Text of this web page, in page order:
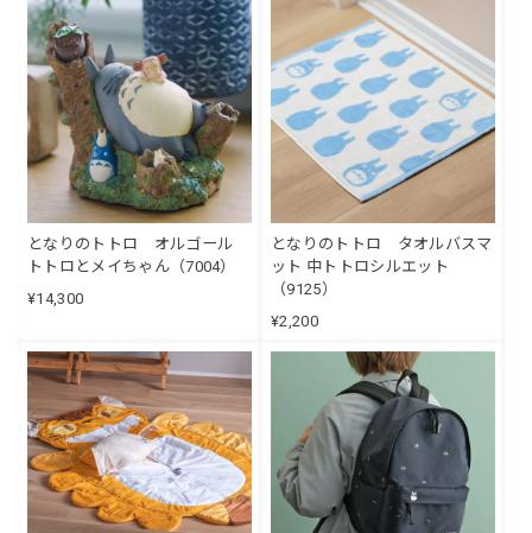
となりのトトロ オルゴール
トトロとメイちゃん（7004）
¥14,300
となりのトトロ タオルバスマ
ット 中トトロシルエット
（9125）
¥2,200